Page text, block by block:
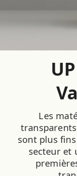
Les
sont plus
secteur et